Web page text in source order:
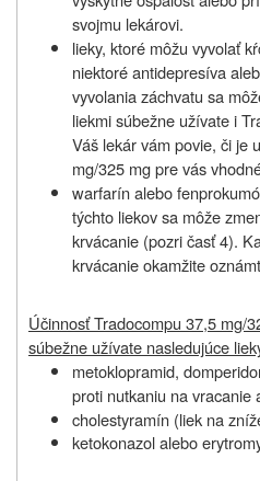
svojmu lekárovi.
lieky, ktoré môžu vyvolať
niektoré antidepresíva
vyvolania záchvatu sa
liekmi súbežne užívate i
Váš lekár vám povie, či je
mg/325 mgpre vás
warfarín alebo
týchto liekov sa môže
krvácanie (pozri časť 4).
krvácanie okamžite
Účinnosť Tradocompu 37,5 mg/
súbežne užívate nasledujúce
metoklopramid,
proti nutkaniu na vracanie
cholestyramín (liek na
ketokonazol alebo